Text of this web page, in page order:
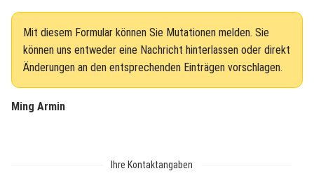
Mit diesem Formular können Sie Mutationen melden. Sie
können uns entweder eine Nachricht hinterlassen oder direkt
Änderungen an den entsprechenden Einträgen vorschlagen.
Ming Armin
Ihre Kontaktangaben